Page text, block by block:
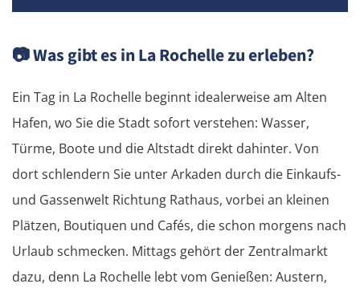
📷Was gibt es in La Rochelle zu erleben?
Ein Tag in La Rochelle beginnt idealerweise am Alten
Hafen, wo Sie die Stadt sofort verstehen: Wasser,
Türme, Boote und die Altstadt direkt dahinter. Von
dort schlendern Sie unter Arkaden durch die Einkaufs-
und Gassenwelt Richtung Rathaus, vorbei an kleinen
Plätzen, Boutiquen und Cafés, die schon morgens nach
Urlaub schmecken. Mittags gehört der Zentralmarkt
dazu, denn La Rochelle lebt vom Genießen: Austern,